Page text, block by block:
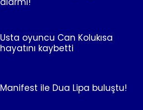
Usta oyuncu Can Kolukısa
hayatını kaybetti
Manifest ile Dua Lipa buluştu!